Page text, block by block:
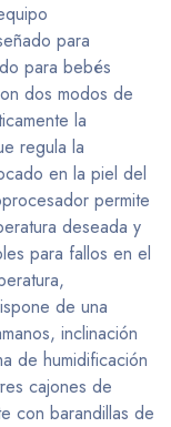
para
para bebés
dos modos de
la
regula la
en la piel del
permite
deseada y
para fallos en el
de una
inclinación
de humidificación
cajones de
con barandillas de